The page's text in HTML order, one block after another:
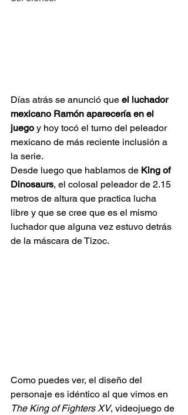
Días atrás se anunció que el luchador
mexicano Ramón aparecería en el
juego y hoy tocó el turno del peleador
mexicano de más reciente inclusión a
la serie.
Desde luego que hablamos de King of
Dinosaurs, el colosal peleador de 2.15
metros de altura que practica lucha
libre y que se cree que es el mismo
luchador que alguna vez estuvo detrás
de la máscara de Tizoc.
Como puedes ver, el diseño del
personaje es idéntico al que vimos en
The King of Fighters XV, videojuego de